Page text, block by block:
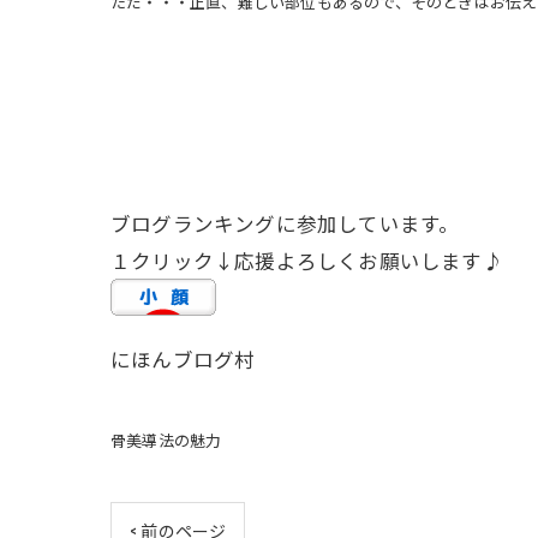
ブログランキングに参加しています。
１クリック↓応援よろしくお願いします♪
にほんブログ村
骨美導法の魅力
< 前のページ